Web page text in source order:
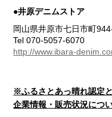
●井原デニムストア
岡山県井原市七日市町
Tel 070-5057-6070
http://www.ibara-
※ふるさとあっ晴れ認定と
企業情報・販売状況につ